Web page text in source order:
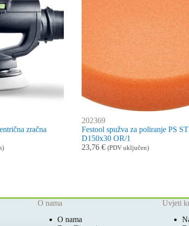
zračna
202369
Festool spužva za poliranje PS
D150x30 OR/1
23,76€ (PDV uključen)
O nama
O nama
Uvjeti